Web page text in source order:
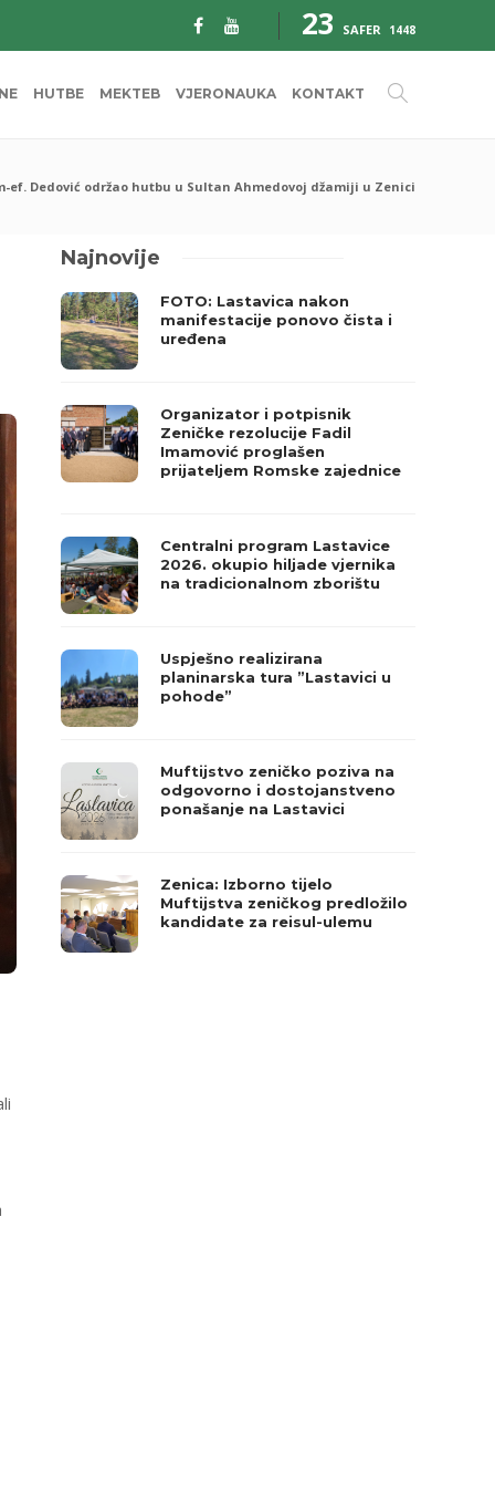
23 SAFER 1448
HUTBE MEKTEB VJERONAUKA KONTAKT
Dedović održao hutbu u Sultan Ahmedovoj džamiji u Zenici
Najnovije
FOTO: Lastavica nakon
manifestacije ponovo čista i
uređena
Organizator i potpisnik
Zeničke rezolucije Fadil
Imamović proglašen
prijateljem Romske zajednice
Centralni program Lastavice
2026. okupio hiljade vjernika
na tradicionalnom zborištu
Uspješno realizirana
planinarska tura ”Lastavici u
pohode”
Muftijstvo zeničko poziva na
odgovorno i dostojanstveno
ponašanje na Lastavici
Zenica: Izborno tijelo
Muftijstva zeničkog predložilo
kandidate za reisul-ulemu